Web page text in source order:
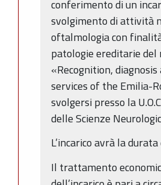
conferimento di un
svolgimento di attività
oftalmologia con
patologie ereditarie
«Recognition,
services of the Emilia-
svolgersi presso la
delle Scienze
L’incarico avrà la
Il trattamento